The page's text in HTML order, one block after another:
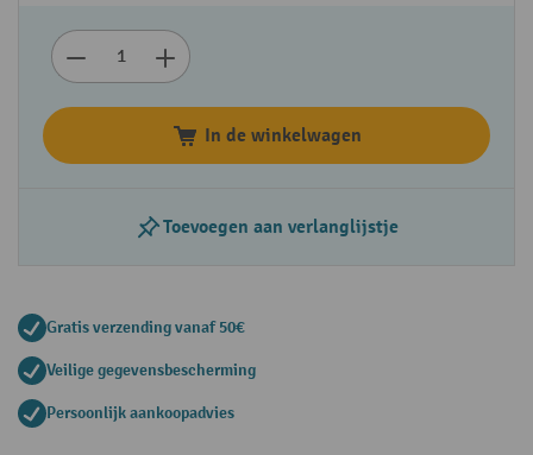
In de winkelwagen
Toevoegen aan verlanglijstje
Gratis verzending vanaf 50€
Veilige gegevensbescherming
Persoonlijk aankoopadvies